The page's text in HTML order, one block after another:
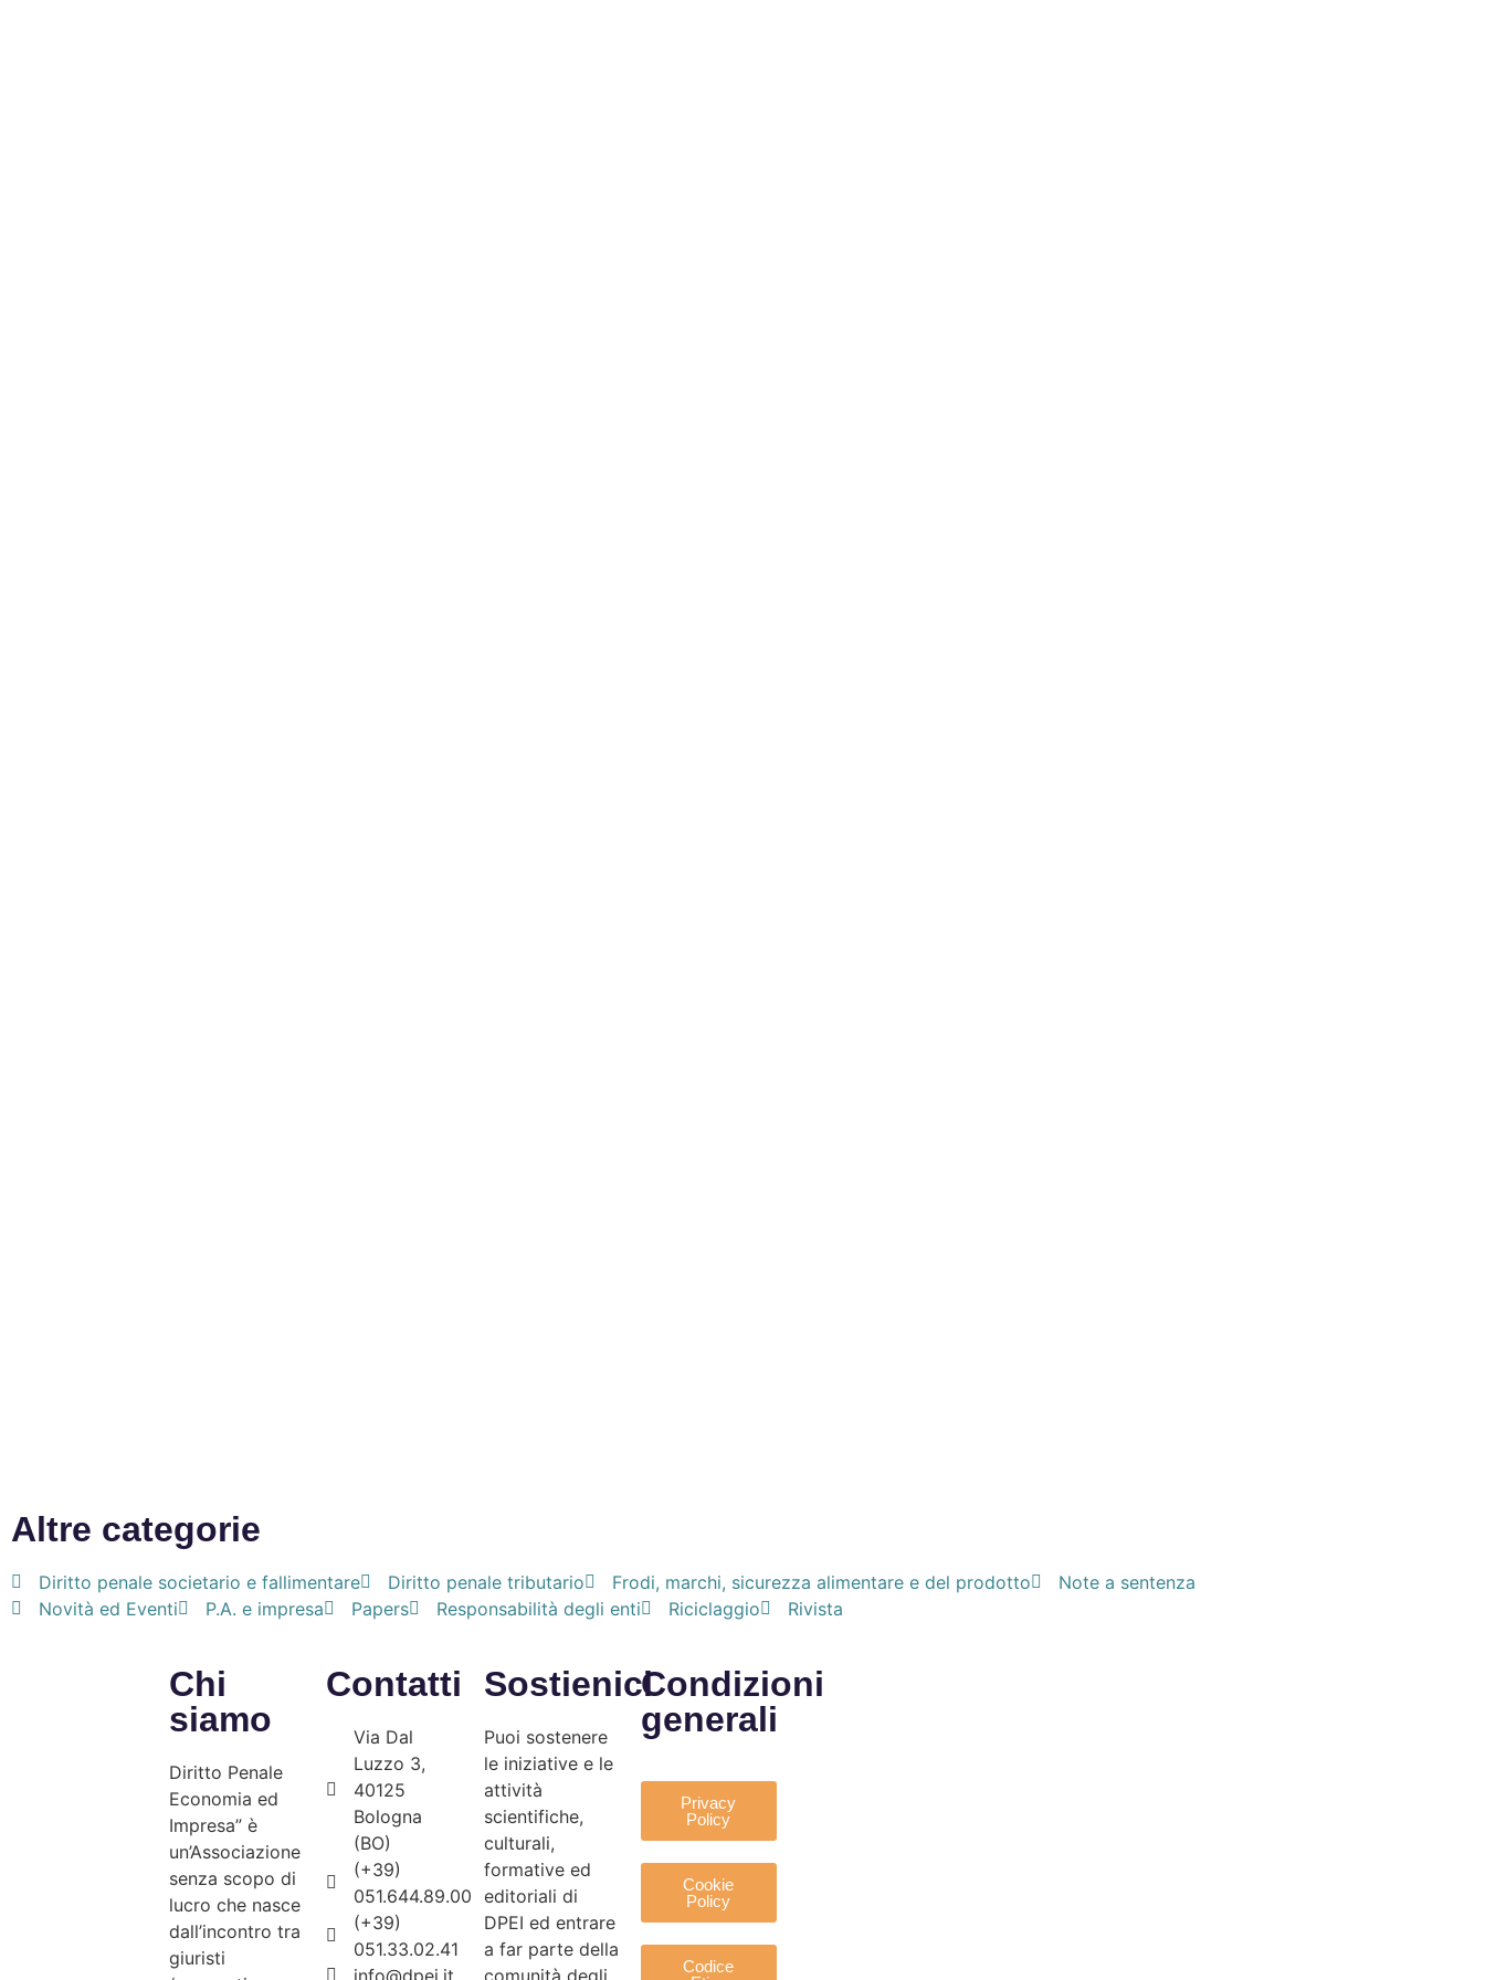
Altre categorie
Diritto penale societario e fallimentare Diritto penale tributario Frodi, marchi, sicurezza alimentare e del prodotto
Note a sentenza
Novità ed Eventi
P.A. e impresa Papers Responsabilità degli enti Riciclaggio Rivista
Chi
siamo
Diritto Penale
Economia ed
Impresa” è
un’Associazione
senza scopo di
lucro che nasce
dall’incontro tra
giuristi
Contatti
Via Dal
Luzzo 3,
40125
Bologna
(BO)
(+39)
051.644.89.00
(+39)
051.33.02.41
info@dpei.it
Sostienici
Puoi sostenere
le iniziative e le
attività
scientifiche,
culturali,
formative ed
editoriali di
DPEI ed entrare
a far parte della
comunità degli
Condizioni
generali
Privacy
Policy
Cookie
Policy
Codice